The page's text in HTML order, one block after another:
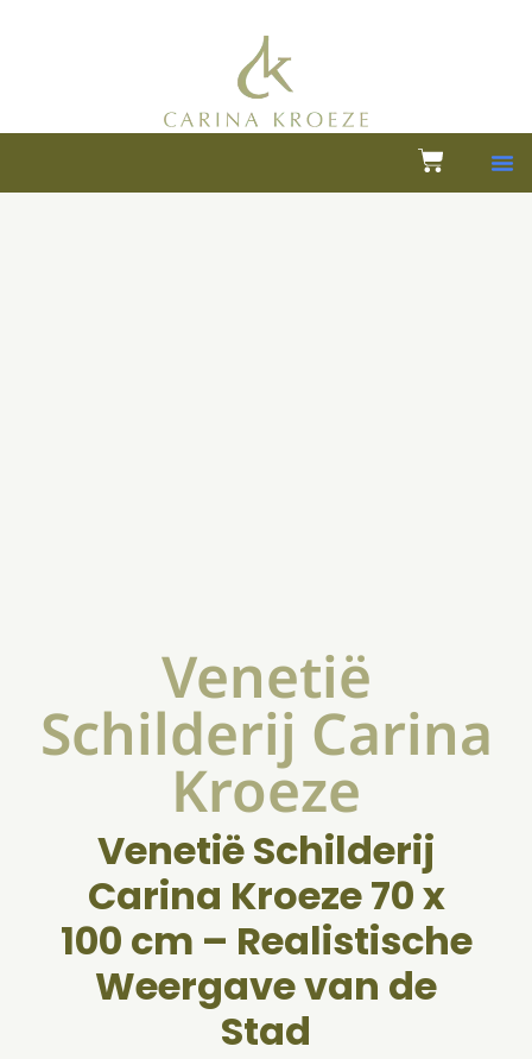
Venetië
Schilderij Carina
Kroeze
Venetië Schilderij
Carina Kroeze 70 x
100 cm – Realistische
Weergave van de
Stad